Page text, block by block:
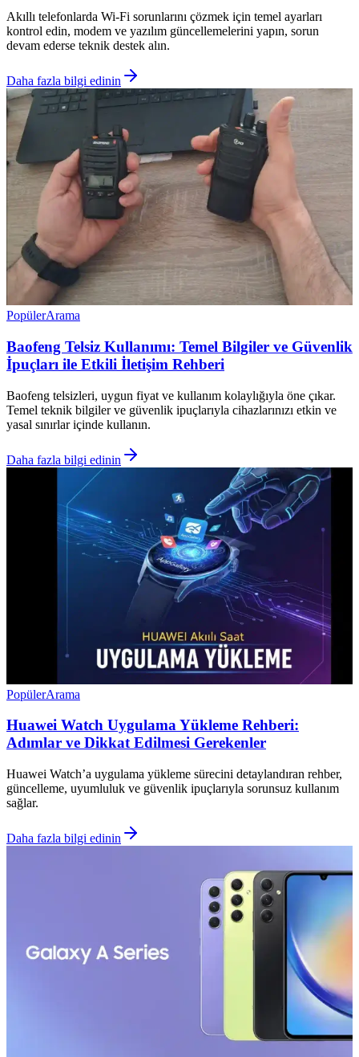
Akıllı telefonlarda Wi-Fi sorunlarını çözmek için temel ayarları
kontrol edin, modem ve yazılım güncellemelerini yapın, sorun
devam ederse teknik destek alın.
Daha fazla bilgi edinin
PopülerArama
Baofeng Telsiz Kullanımı: Temel Bilgiler ve Güvenlik
İpuçları ile Etkili İletişim Rehberi
Baofeng telsizleri, uygun fiyat ve kullanım kolaylığıyla öne çıkar.
Temel teknik bilgiler ve güvenlik ipuçlarıyla cihazlarınızı etkin ve
yasal sınırlar içinde kullanın.
Daha fazla bilgi edinin
PopülerArama
Huawei Watch Uygulama Yükleme Rehberi:
Adımlar ve Dikkat Edilmesi Gerekenler
Huawei Watch’a uygulama yükleme sürecini detaylandıran rehber,
güncelleme, uyumluluk ve güvenlik ipuçlarıyla sorunsuz kullanım
sağlar.
Daha fazla bilgi edinin